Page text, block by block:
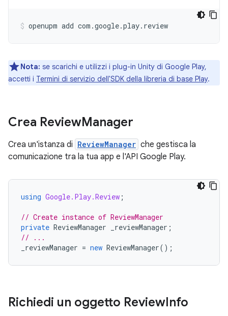
openupm add com.google.play.review
Nota: se scarichi e utilizzi i plug-in Unity di Google Play,
accetti i Termini di servizio dell'SDK della libreria di base Play.
Crea ReviewManager
Crea un'istanza di ReviewManager che gestisca la
comunicazione tra la tua app e l'API Google Play.
using Google.Play.Review ;
// Create instance of ReviewManager
private ReviewManager _reviewManager ;
// ...
_reviewManager = new ReviewManager();
Richiedi un oggetto ReviewInfo